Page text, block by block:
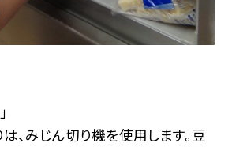
、みじん切り機を使用します。豆